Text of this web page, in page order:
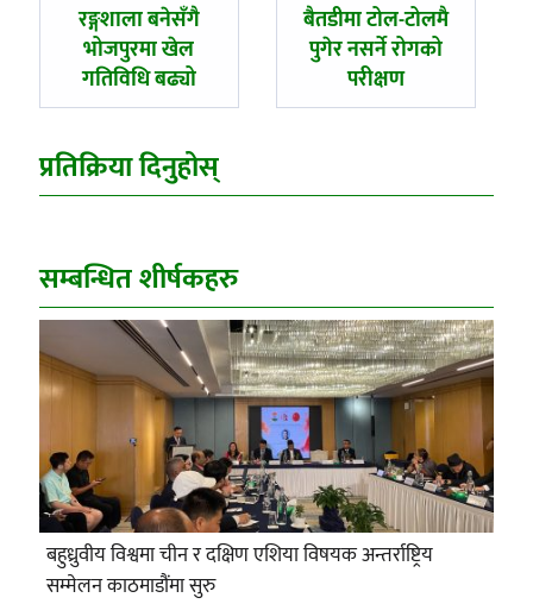
पछिल्लाे
रङ्गशाला बनेसँगै
भोजपुरमा खेल
गतिविधि बढ्यो
अघिल्लाे
बैतडीमा टोल-टोलमै
पुगेर नसर्ने रोगको
परीक्षण
प्रतिक्रिया दिनुहोस्
सम्बन्धित शीर्षकहरु
बहुध्रुवीय विश्वमा चीन र दक्षिण एशिया विषयक अन्तर्राष्ट्रिय
सम्मेलन काठमाडौंमा सुरु